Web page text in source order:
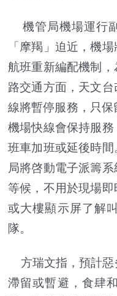
機管局機場運行
「摩羯」迫近，機
航班重新編配機制
路交通方面，天文
線將暫停服務，只保
機場快線會保持服
班車加班或延後時
局將啓動電子派籌
等候，不用於現場
或大樓顯示屏了解
隊。
方瑞文指，預計惡
滯留或暫避，食肆